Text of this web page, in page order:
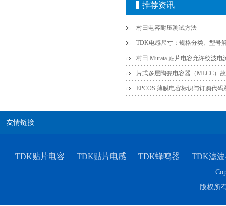
TDK-EPCOS热敏电阻 B57351V5103H060
推荐资讯
村田电容耐压测试方法
TDK电感尺寸：规格分类、型号
EPCOS 薄膜电容标识与订购代码
友情链接
TDK贴片电容 TDK贴片电感 TDK蜂鸣器 TDK滤
版权所